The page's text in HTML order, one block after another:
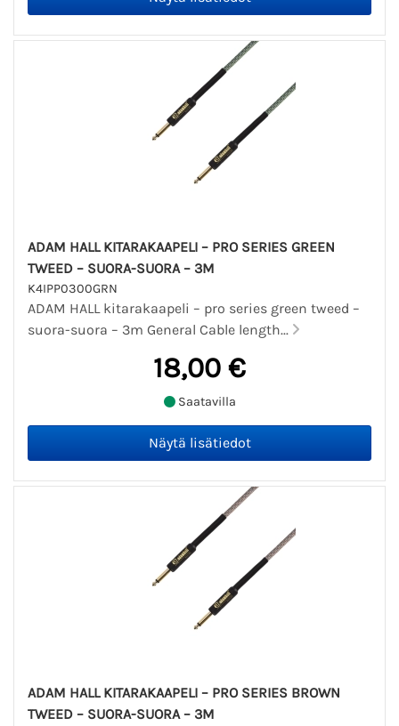
ADAM HALL KITARAKAAPELI – PRO SERIES GREEN
TWEED – SUORA-SUORA – 3M
K4IPP0300GRN
ADAM HALL kitarakaapeli – pro series green tweed –
suora-suora – 3m General Cable length...
18,00 €
Saatavilla
ADAM HALL KITARAKAAPELI – PRO SERIES BROWN
TWEED – SUORA-SUORA – 3M